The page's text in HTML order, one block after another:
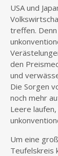
USA und
treffen.
den
und
Die Sorgen
noch mehr
Leere
Um eine
Teufelskreis